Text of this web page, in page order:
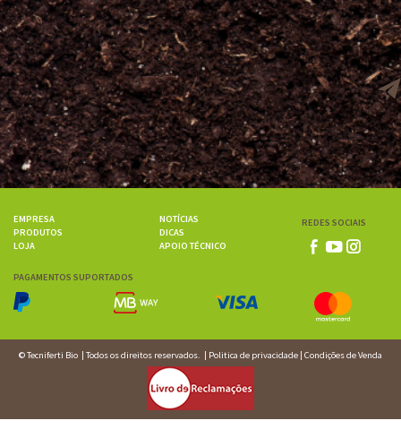
EMPRESA
PRODUTOS
LOJA
NOTÍCIAS
DICAS
APOIO TÉCNICO
REDES SOCIAIS
PAGAMENTOS SUPORTADOS
© Tecniferti Bio | Todos os direitos reservados. | Politica de privacidade Condições de Venda